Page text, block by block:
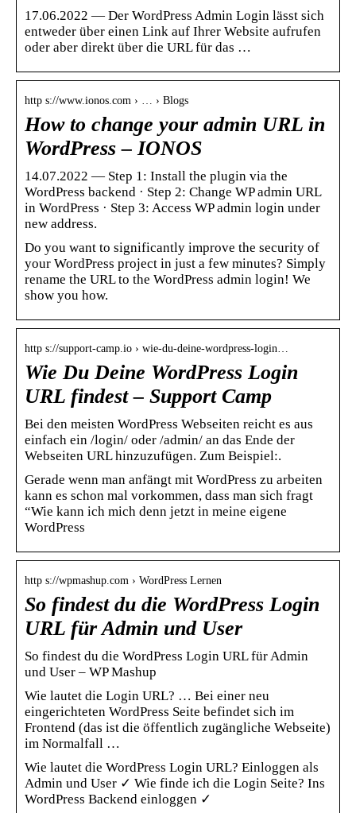
17.06.2022 — Der WordPress Admin Login lässt sich
entweder über einen Link auf Ihrer Website aufrufen
oder aber direkt über die URL für das …
http s://www.ionos.com › … › Blogs
How to change your admin URL in
WordPress – IONOS
14.07.2022 — Step 1: Install the plugin via the
WordPress backend · Step 2: Change WP admin URL
in WordPress · Step 3: Access WP admin login under
new address.
Do you want to significantly improve the security of
your WordPress project in just a few minutes? Simply
rename the URL to the WordPress admin login! We
show you how.
http s://support-camp.io › wie-du-deine-wordpress-login…
Wie Du Deine WordPress Login
URL findest – Support Camp
Bei den meisten WordPress Webseiten reicht es aus
einfach ein /login/ oder /admin/ an das Ende der
Webseiten URL hinzuzufügen. Zum Beispiel:.
Gerade wenn man anfängt mit WordPress zu arbeiten
kann es schon mal vorkommen, dass man sich fragt
“Wie kann ich mich denn jetzt in meine eigene
WordPress
http s://wpmashup.com › WordPress Lernen
So findest du die WordPress Login
URL für Admin und User
So findest du die WordPress Login URL für Admin
und User – WP Mashup
Wie lautet die Login URL? … Bei einer neu
eingerichteten WordPress Seite befindet sich im
Frontend (das ist die öffentlich zugängliche Webseite)
im Normalfall …
Wie lautet die WordPress Login URL? Einloggen als
Admin und User ✓ Wie finde ich die Login Seite? Ins
WordPress Backend einloggen ✓